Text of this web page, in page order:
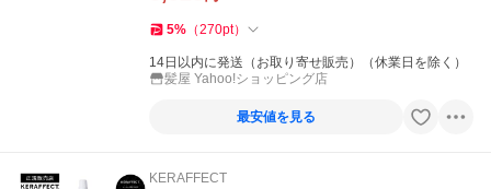
5% （270pt）
14日以内に発送（お取り寄せ販売）（休業日を除く）
髪屋 Yahoo!ショッピング店
最安値を見る
KERAFFECT